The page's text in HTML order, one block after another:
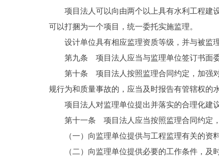
项目法人可以向由两个以上具有水利工程建
可以打捆为一个项目，统一委托实施监理。
设计单位具有相应监理资质等级，并与被监
第九条 项目法人应当与监理单位签订书面
第十条 项目法人按照监理合同约定，加强
规行为和质量事故的，应当及时报告有管辖权的
项目法人对监理单位提出并落实的合理化建
第十一条 项目法人应当按照监理合同约定
（一）向监理单位提供与工程监理有关的
（二）向监理单位提供必要的工作条件，